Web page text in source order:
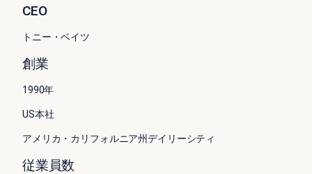
CEO
トニー・ベイツ
創業
1990年
US本社
アメリカ・カリフォルニア州デイリーシティ
従業員数